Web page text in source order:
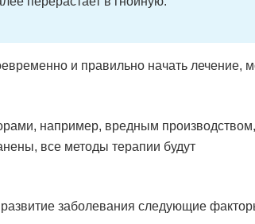
и правильно начать лечение,
например, вредным производством,
все методы терапии будут
заболевания следующие